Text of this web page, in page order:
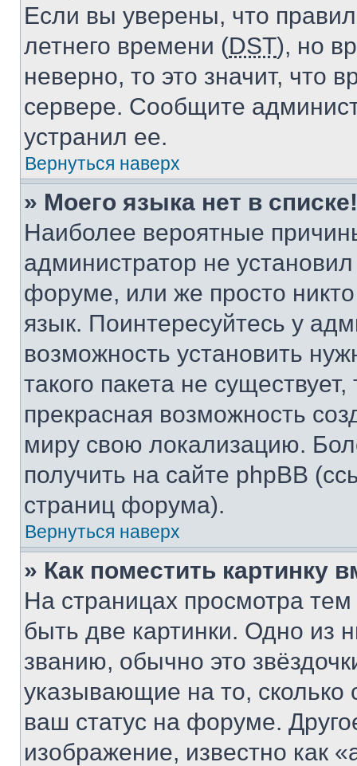
Если вы уверены, что
летнего времени (DST), но
неверно, то это значит, что
сервере. Сообщите
устранил ее.
Вернуться наверх
» Моего языка нет в списке!
Наиболее вероятные
администратор не
форуме, или же просто
язык. Поинтересуйтесь у
возможность установить
такого пакета не
прекрасная возможность
миру свою локализацию.
получить на сайте phpBB
страниц форума).
Вернуться наверх
» Как поместить картинку
На страницах просмотра
быть две картинки. Одно из
званию, обычно это
указывающие на то,
ваш статус на форуме.
изображение, известно как